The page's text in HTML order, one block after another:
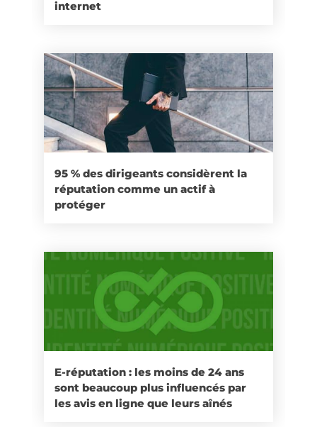
internet
95 % des dirigeants considèrent la
réputation comme un actif à
protéger
E-réputation : les moins de 24 ans
sont beaucoup plus influencés par
les avis en ligne que leurs aînés